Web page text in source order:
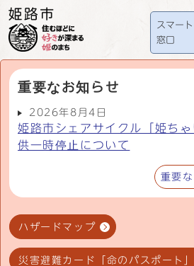
スマート
窓口
重要なお知らせ
2026年8月4日
姫路市シェアサイクル「姫ち
供一時停止について
重要
ハザードマップ
災害避難カード「命のパスポート」